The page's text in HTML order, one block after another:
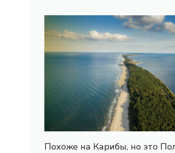
Похоже на Карибы, но это